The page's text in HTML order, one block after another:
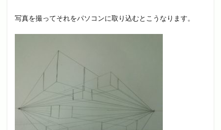
写真を撮ってそれをパソコンに取り込むとこうなります。